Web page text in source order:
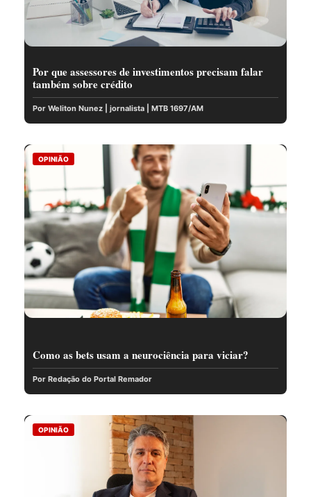
Por que assessores de investimentos precisam falar
também sobre crédito
Por Weliton Nunez | jornalista | MTB 1697/AM
OPINIÃO
Como as bets usam a neurociência para viciar?
Por Redação do Portal Remador
OPINIÃO